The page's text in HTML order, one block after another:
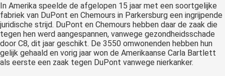
In Amerika speelde de afgelopen 15 jaar met een soortgelijke
fabriek van DuPont en Chemours in Parkersburg een ingrijpende
juridische strijd. DuPont en Chemours hebben daar de zaak die
tegen hen werd aangespannen, vanwege gezondheidsschade
door C8, dit jaar geschikt. De 3550 omwonenden hebben hun
gelijk gehaald en vorig jaar won de Amerikaanse Carla Bartlett
als eerste een zaak tegen DuPont vanwege nierkanker.